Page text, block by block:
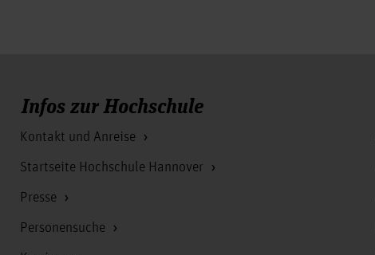
Infos zur Hochschule
Kontakt und Anreise
Startseite Hochschule Hannover
Presse
Personensuche